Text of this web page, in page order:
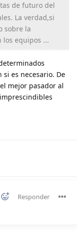
de futuro del
La verdad,si
sobre la
equipos ...
es necesario. De
mejor pasador al
Responder